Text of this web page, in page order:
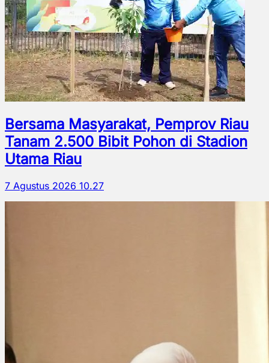
Bersama Masyarakat, Pemprov Riau
Tanam 2.500 Bibit Pohon di Stadion
Utama Riau
7 Agustus 2026 10.27